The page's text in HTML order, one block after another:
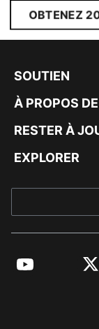
OBTENEZ
SOUTIEN
À PROPOS DE
RESTER À
EXPLORER
YouTube